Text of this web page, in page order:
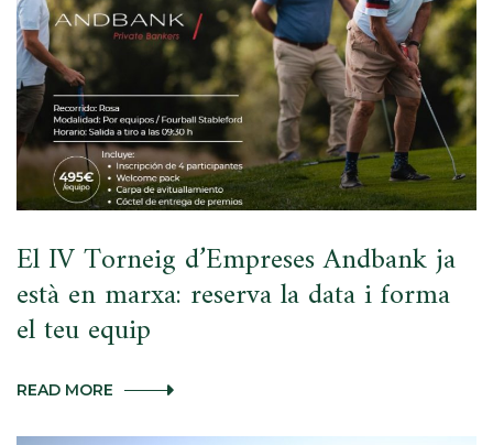
El IV Torneig d’Empreses Andbank ja
està en marxa: reserva la data i forma
el teu equip
READ MORE EL